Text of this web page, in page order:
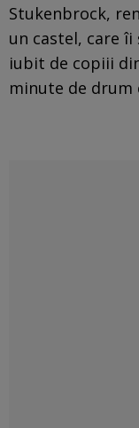
Stukenbrock,
un castel, care
iubit de copiii
minute de drum